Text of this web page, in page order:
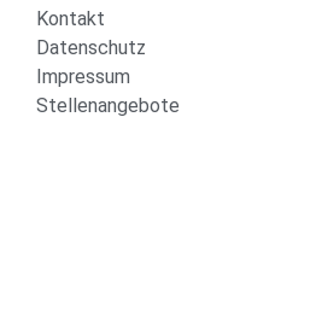
Kontakt
Datenschutz
Impressum
Stellenangebote